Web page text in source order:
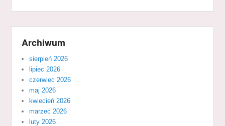
Archiwum
sierpień 2026
lipiec 2026
czerwiec 2026
maj 2026
kwiecień 2026
marzec 2026
luty 2026